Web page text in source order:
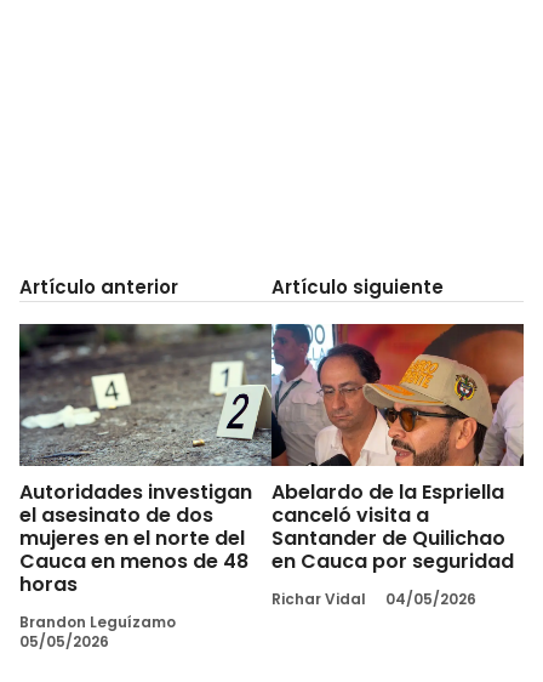
Artículo anterior
Autoridades investigan
el asesinato de dos
mujeres en el norte del
Cauca en menos de 48
horas
Brandon Leguízamo
05/05/2026
Artículo siguiente
Abelardo de la Espriella
canceló visita a
Santander de Quilichao
en Cauca por seguridad
Richar Vidal 04/05/2026